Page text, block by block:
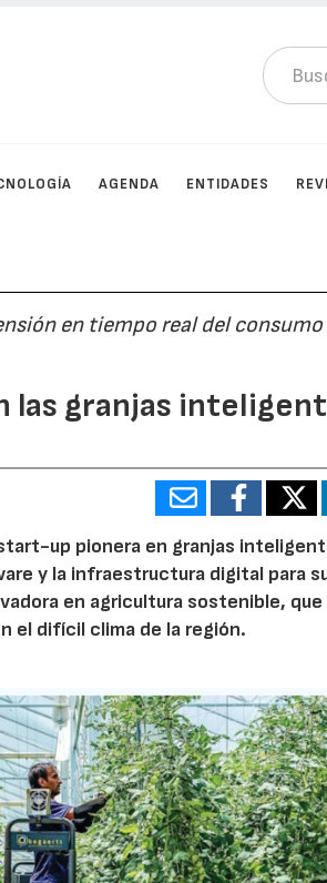
AGENDA ENTIDADES
en tiempo real del consumo
las granjas
up pionera en granjas
y la infraestructura digital para
en agricultura sostenible,
el difícil clima de la región.